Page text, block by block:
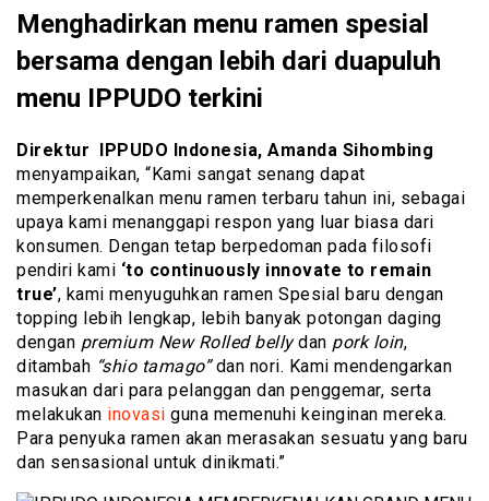
Menghadirkan menu ramen spesial
bersama dengan lebih dari duapuluh
menu IPPUDO terkini
Direktur IPPUDO Indonesia, Amanda Sihombing
menyampaikan, “Kami sangat senang dapat
memperkenalkan menu ramen terbaru tahun ini, sebagai
upaya kami menanggapi respon yang luar biasa dari
konsumen. Dengan tetap berpedoman pada filosofi
pendiri kami ‘to continuously innovate to remain
true’, kami menyuguhkan ramen Spesial baru dengan
topping lebih lengkap, lebih banyak potongan daging
dengan premium New Rolled bellydan pork loin,
ditambah “shio tamago”dan nori. Kami mendengarkan
masukan dari para pelanggan dan penggemar, serta
melakukan inovasi guna memenuhi keinginan mereka.
Para penyuka ramen akan merasakan sesuatu yang baru
dan sensasional untuk dinikmati.”